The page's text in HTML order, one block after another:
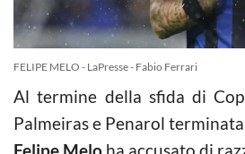
FELIPE MELO - LaPresse - Fabio Ferrari
Al termine della sfida di
Palmeiras e Penarol
Felipe Melo ha accusato di